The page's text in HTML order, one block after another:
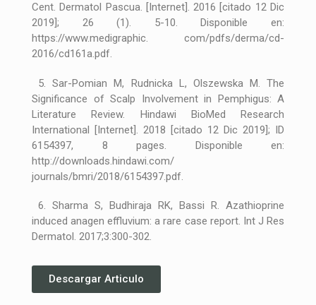
Cent. Dermatol Pascua. [Internet]. 2016 [citado 12 Dic
2019]; 26 (1). 5-10. Disponible en:
https://www.medigraphic. com/pdfs/derma/cd-
2016/cd161a.pdf.
5. Sar-Pomian M, Rudnicka L, Olszewska M. The
Significance of Scalp Involvement in Pemphigus: A
Literature Review. Hindawi BioMed Research
International [Internet]. 2018 [citado 12 Dic 2019]; ID
6154397, 8 pages. Disponible en:
http://downloads.hindawi.com/
journals/bmri/2018/6154397.pdf.
6. Sharma S, Budhiraja RK, Bassi R. Azathioprine
induced anagen effluvium: a rare case report. Int J Res
Dermatol. 2017;3:300-302.
Descargar Articulo